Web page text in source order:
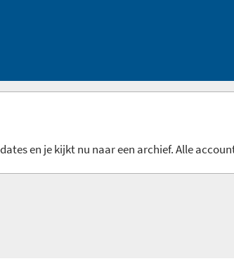
en je kijkt nu naar een archief. Alle